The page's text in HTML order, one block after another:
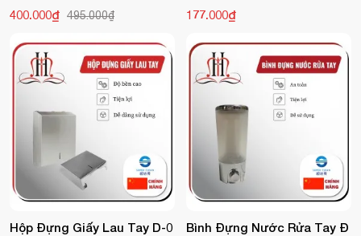
G
400.000₫ 495.000₫
177.000₫
Hộp Đựng Giấy Lau Tay D-0
Bình Đựng Nước Rửa Tay Đ